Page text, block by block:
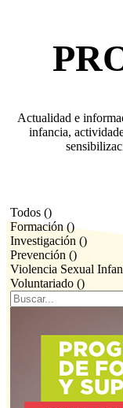
Actualidad e
infancia,
Todos ()
Formación ()
Investigación ()
Prevención ()
Violencia Sexual
Voluntariado ()